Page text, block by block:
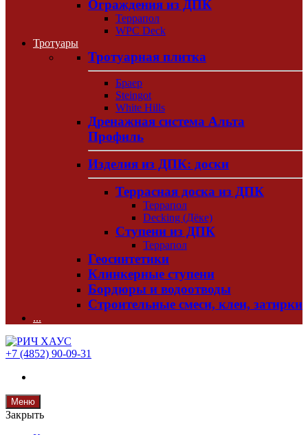
Ограждения из ДПК
Террапол
WPC Deck
Тротуары
Тротуарная плитка
Браер
Steingot
White Hills
Дренажная система Альта
Профиль
Изделия из ДПК: доски
Террасная доска из ДПК
Террапол
Decking (Дёке)
Ступени из ДПК
Террапол
Геосинтетики
Клинкерные ступени
Бордюры и водоотводы
Строительные смеси, клеи, затирки
...
+7 (4852) 90-09-31
Меню
Закрыть